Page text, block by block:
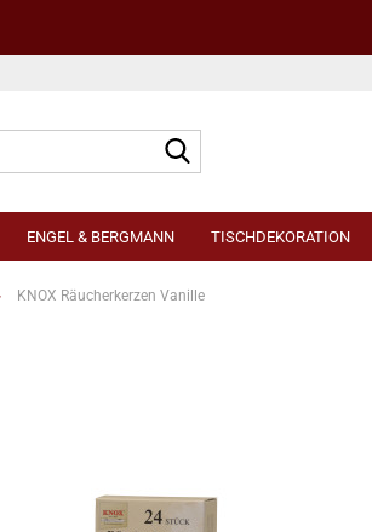
ENGEL & BERGMANN TISCHDEKORATION
KNOX Räucherkerzen Vanille